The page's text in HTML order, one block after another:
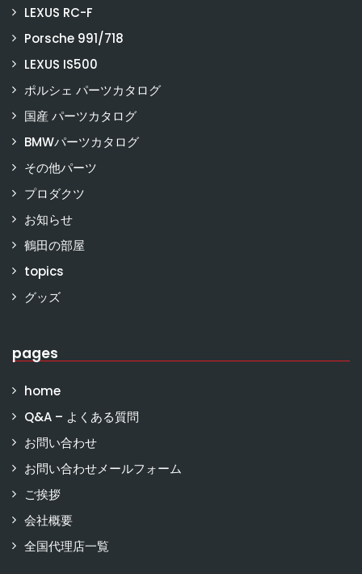
LEXUS RC-F
Porsche 991/718
LEXUS IS500
ポルシェ パーツカタログ
国産 パーツカタログ
BMWパーツカタログ
その他パーツ
プロダクツ
お知らせ
鶴田の部屋
topics
グッズ
pages
home
Q&A – よくある質問
お問い合わせ
お問い合わせメールフォーム
ご挨拶
会社概要
全国代理店一覧